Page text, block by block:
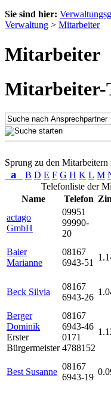
Sie sind hier:
Verwaltung > Mitarbeiter
Mitarbeiter
Mitarbeiter-
Sprung zu den
a B D E F G H K L M
Telefonliste der
Name
Telefon
actago
GmbH
09951
99990-
20
Baier
Marianne
08167
6943-51
Beck Silvia
08167
6943-26
Berger
Dominik
Erster
Bürgermeister
08167
6943-46
0171
4788152
Best Susanne
08167
6943-19